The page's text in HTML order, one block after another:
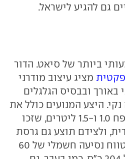
גם להגיע לישראל.
ביותר של סיאט. הדור
מציג עיצוב מודרני
באורך ובבסיס הגלגלים
היצע המנועים כולל את
מנועי הטורבו-בנזין בנפח 1.0 ו-1.5 ליטרים, שזכו
ולצידם תוצע גם גרסת
פלאג-אין הייבריד עם טווח נסיעה חשמלי של 60